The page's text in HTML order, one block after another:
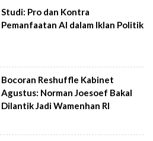
Studi: Pro dan Kontra
Pemanfaatan AI dalam Iklan Politik
Bocoran Reshuffle Kabinet
Agustus: Norman Joesoef Bakal
Dilantik Jadi Wamenhan RI